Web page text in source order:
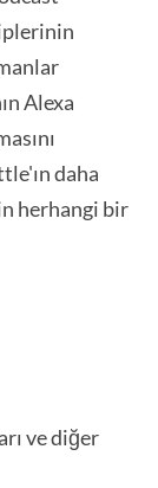
Alexa
daha
herhangi bir
ve diğer